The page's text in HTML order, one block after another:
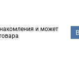
и может